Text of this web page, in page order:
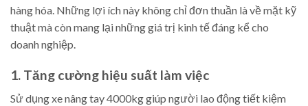
hàng hóa. Những lợi ích này không chỉ đơn thuần là về mặt kỹ
thuật mà còn mang lại những giá trị kinh tế đáng kể cho
doanh nghiệp.
1. Tăng cường hiệu suất làm việc
Sử dụng xe nâng tay 4000kg giúp người lao động tiết kiệm